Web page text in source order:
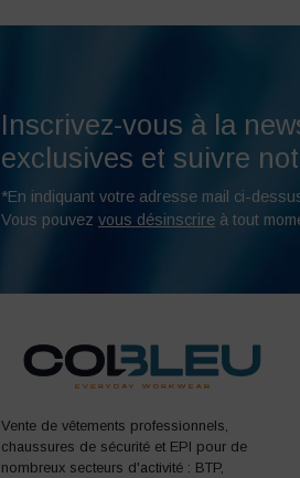
Inscrivez-vous à la
exclusives et suivre
*En indiquant votre adresse mail ci-
Vous pouvez vous désinscrire à tout
Vente de vêtements professionnels,
chaussures de sécurité et EPI pour de
nombreux secteurs d'activité : BTP,